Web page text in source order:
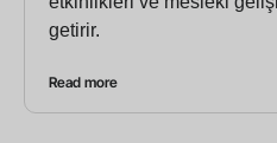
getirir.
Read more